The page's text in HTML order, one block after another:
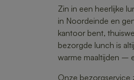
Zin in een heerlijke
in Noordeinde en
kantoor bent,
bezorgde lunch is
warme maaltijden –
Onze